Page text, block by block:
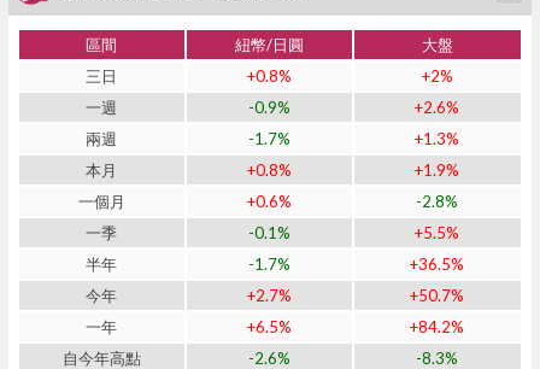
區間 紐幣/日圓
大盤
三日
+0.8%
+2%
一週
-0.9%
+2.6%
兩週
-1.7%
+1.3%
本月
+0.8%
+1.9%
一個月
+0.6%
-2.8%
一季
-0.1%
+5.5%
半年
-1.7%
+36.5%
今年
+2.7%
+50.7%
一年
+6.5%
+84.2%
自今年高點
-2.6%
-8.3%